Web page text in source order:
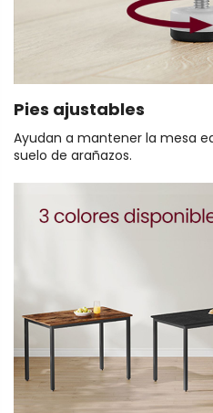
Pies ajustables
Ayudan a mantener la mesa
suelo de arañazos.